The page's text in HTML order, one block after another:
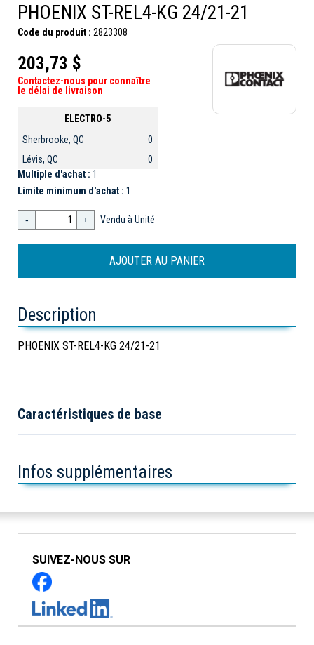
PHOENIX ST-REL4-KG 24/21-21
Code du produit : 2823308
203,73 $
Contactez-nous pour connaître
le délai de livraison
ELECTRO-5
Sherbrooke, QC
0
Lévis, QC
0
Multiple d'achat : 1
Limite minimum d'achat : 1
- + Vendu à Unité
Description
PHOENIX ST-REL4-KG 24/21-21
Caractéristiques de base
Infos supplémentaires
SUIVEZ-NOUS SUR